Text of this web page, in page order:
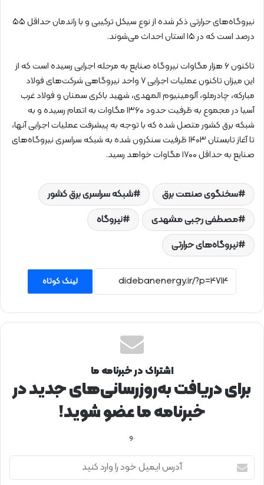
نیروگاه‌های حرارتی ذکر شده از نوع سیکل ترکیبی و با راندمان حداقل ۵۵
درصد است که در ۱۵ استان احداث می‌شوند.
تاکنون ۶ هزار مگاوات نیروگاه صنایع به مرحله اجرایی رسیده است که از
این میزان تاکنون عملیات اجرایی ۷ واحد نیروگاهی شرکت‌های فولاد
مبارکه، چادرملو، آلومینیوم المهدی، شهید باکری سمنان و فولاد غرب
آسیا در مجموع به ظرفیت حدود ۱۳۶۰ مگاوات به اتمام رسیده و به
شبکه برق کشور متصل شده که با توجه‌ به پیشرفت عملیات اجرایی آنها،
تا آغاز تابستان ۱۴۰۳ ظرفیت سنکرون شده به شبکه سراسری نیروگاه‌های
صنایع به حداقل ۱۷۰۰ مگاوات خواهد رسید.
سخنگوی صنعت برق
شبکه سراسری برق کشور
مصطفی رجبی مشهدی
نیروگاه
نیروگاه‌های حرارتی
لینک کوتاه
اشتراک در خبرنامه ما
برای دریافت به‌روزرسانی‌های جدید در
خبرنامه ما عضو شوید!
.و
آ